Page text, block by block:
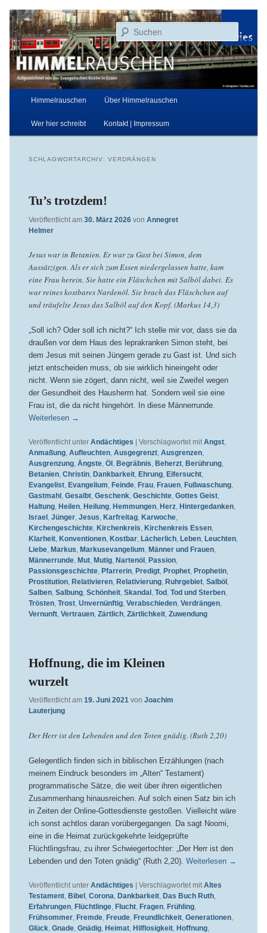
primären
Inhalt
springen
sekundären
Inhalt
springen
Himmelrauschen
Aufgezeichnet von der Evangelischen Kirche in Essen
Hauptmenü
Himmelrauschen Über Himmelrauschen
Wer hier schreibt Kontakt | Impressum
SCHLAGWORTARCHIV: VERDRÄNGEN
Tu’s trotzdem!
Veröffentlicht am 30. März 2026 von Annegret
Helmer
Jesus war in Betanien. Er war zu Gast bei Simon, dem
Aussätzigen. Als er sich zum Essen niedergelassen hatte, kam
eine Frau herein. Sie hatte ein Fläschchen mit Salböl dabei. Es
war reines kostbares Nardenöl. Sie brach das Fläschchen auf
und träufelte Jesus das Salböl auf den Kopf. (Markus 14,3)
„Soll ich? Oder soll ich nicht?“ Ich stelle mir vor, dass sie da
draußen vor dem Haus des leprakranken Simon steht, bei
dem Jesus mit seinen Jüngern gerade zu Gast ist. Und sich
jetzt entscheiden muss, ob sie wirklich hineingeht oder
nicht. Wenn sie zögert, dann nicht, weil sie Zweifel wegen
der Gesundheit des Hausherrn hat. Sondern weil sie eine
Frau ist, die da nicht hingehört. In diese Männerrunde.
Weiterlesen →
Veröffentlicht unter Andächtiges Verschlagwortet mit Angst,
Anmaßung, Aufleuchten, Ausgegrenzt, Ausgrenzen,
Ausgrenzung, Ängste, Öl , Begräbnis, Beherzt, Berührung,
Betanien, Christin, Dankbarkeit, Ehrung, Eifersucht,
Evangelist, Evangelium, Feinde, Frau, Frauen, Fußwaschung,
Gastmahl , Gesalbt, Geschenk, Geschichte, Gottes Geist,
Haltung, Heilen, Heilung, Hemmungen, Herz, Hintergedanken,
Israel , Jünger, Jesus, Karfreitag, Karwoche,
Kirchengeschichte, Kirchenkreis, Kirchenkreis Essen,
Klarheit, Konventionen, Kostbar, Lächerlich, Leben, Leuchten,
Liebe, Markus, Markusevangelium, Männer und Frauen,
Männerrunde, Mut, Mutig, Nartenöl , Passion,
Passionsgeschichte, Pfarrerin, Predigt, Prophet, Prophetin,
Prostitution, Relativieren, Relativierung, Ruhrgebiet, Salböl ,
Salben, Salbung, Schönheit, Skandal , Tod , Tod und Sterben,
Trösten, Trost, Unvernünftig, Verabschieden, Verdrängen,
Vernunft, Vertrauen, Zärtlich, Zärtlichkeit, Zuwendung
Hoffnung, die im Kleinen
wurzelt
Veröffentlicht am 19. Juni 2021 von Joachim
Lauterjung
Der Herr ist den Lebenden und den Toten gnädig. (Ruth 2,20)
Gelegentlich finden sich in biblischen Erzählungen (nach
meinem Eindruck besonders im „Alten“ Testament)
programmatische Sätze, die weit über ihren eigentlichen
Zusammenhang hinausreichen. Auf solch einen Satz bin ich
in Zeiten der Online-Gottesdienste gestoßen. Vielleicht wäre
ich sonst achtlos daran vorübergegangen. Da sagt Noomi,
eine in die Heimat zurückgekehrte leidgeprüfte
Flüchtlingsfrau, zu ihrer Schwiegertochter: „Der Herr ist den
Lebenden und den Toten gnädig“ (Ruth 2,20). Weiterlesen →
Veröffentlicht unter Andächtiges | Verschlagwortet mit Altes
Testament, Bibel, Corona, Dankbarkeit, Das Buch Ruth,
Erfahrungen, Flüchtlinge, Flucht, Fragen, Frühling,
Frühsommer, Fremde, Freude, Freundlichkeit, Generationen,
Glück, Gnade, Gnädig, Heimat, Hilflosigkeit, Hoffnung,